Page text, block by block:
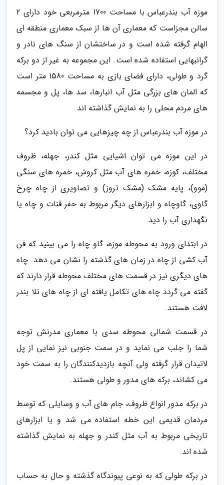
موزه آب بندرعباس با مساحت 1700 مترمربعی خود دارای 2
سالن مجزاست که معماری آن ها از سبک معماری منطقه ای
الهام گرفته شده است و در ساختشان از سنگ های نادر و
گرانبهایی استفاده شده است. این مجموعه به غیر از دو برکه
گرد و طولی، دارای فضای بازی به مساحت 1580 متر است
که المان های بزرگی مثل آب انبارها، سد ها، پل و مجسمه
های مردم محلی را به نمایش گذاشته اند.
در موزه آب بندرعباس از چه چیزهایی می توان بادید کرد؟
در این موزه می توان اشیایی مثل کندر، جهله، ظروف
مختلف، کوزه، خمره های آب مثل کروش، خمره های سنگی
(موو)، پایه مشک (مشک تروز) و تصاویری از چاه چرخ
گاوی، گاوچاه و ابزارهای دیگر مربوط به حفر قنات و چاه یا
نگهداری آب را دید.
در ابتدای ورود به محوطه موزه، گاو چاه را می بینید که فن
آب کشی از چاه در زمان های گذشته را نشان می دهد. چاه
های دیگری نیز در قسمت های مختلف محوطه قرار دارند که
گفته می گردد چاه های تکامل یافته ای از چاه های تلا بندر
لافت هستند.
در قسمت شمالی محوطه سدی با معماری مدرنش توجه
شما را جلب می نماید و در سمت جنوبی نیز نمایی از پل
لاتیدان قرار گرفته ولی آنچه بازدیدکنندگان را به سمت خود
می کشاند، برکه های مدور و طولی هستند.
در برکه مدور انواع ظروف، جام های آب و وسایلی که توسط
مردمان قدیمی این خطه استفاده می شد و یا ابزارهای
تاریخی مربوط به آب مثل کندر و جهله به نمایش گذاشته
شده اند.
در برکه طولی که به نوعی پیوندگاه گذشته و حال به حساب